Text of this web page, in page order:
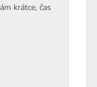
krátce, čas